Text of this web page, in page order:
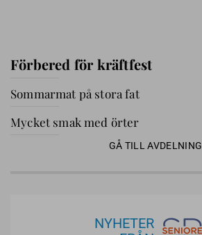
Förbered för kräftfest
Sommarmat på stora fat
Mycket smak med örter
GÅ TILL AVDELNING
NYHETER